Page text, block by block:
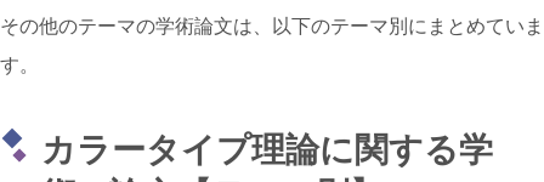
その他のテーマの学術論文は、以下のテーマ別にまとめていま
す。
カラータイプ理論に関する学